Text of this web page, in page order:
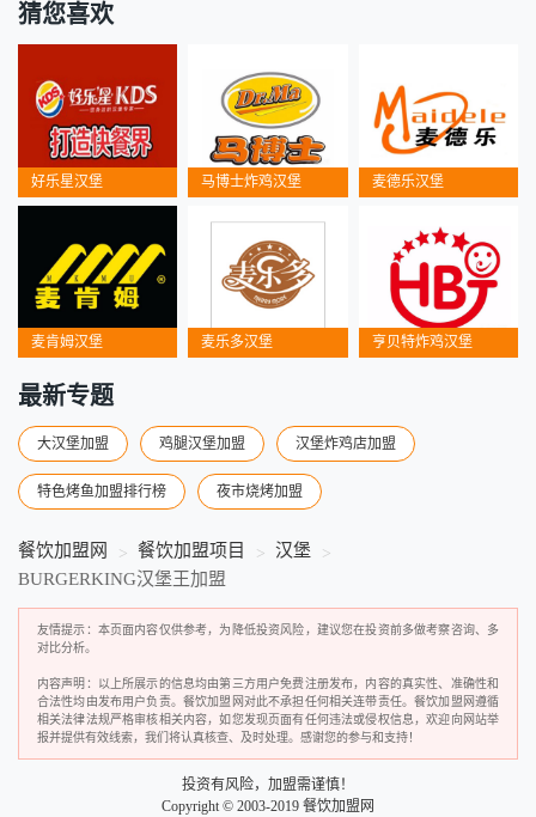
猜您喜欢
好乐星汉堡 马博士炸鸡汉堡 麦德乐汉堡
麦肯姆汉堡 麦乐多汉堡 亨贝特炸鸡汉堡
最新专题
大汉堡加盟 鸡腿汉堡加盟 汉堡炸鸡店加盟
特色烤鱼加盟排行榜 夜市烧烤加盟
餐饮加盟网 餐饮加盟项目
汉堡
BURGERKING汉堡王加盟
友情提示：本页面内容仅供参考，为降低投资风险，建议您在投资前多做考察咨询、多
对比分析。
内容声明：以上所展示的信息均由第三方用户免费注册发布，内容的真实性、准确性和
合法性均由发布用户负责。餐饮加盟网对此不承担任何相关连带责任。餐饮加盟网遵循
相关法律法规严格审核相关内容，如您发现页面有任何违法或侵权信息，欢迎向网站举
报并提供有效线索，我们将认真核查、及时处理。感谢您的参与和支持！
投资有风险，加盟需谨慎！
Copyright © 2003-2019 餐饮加盟网